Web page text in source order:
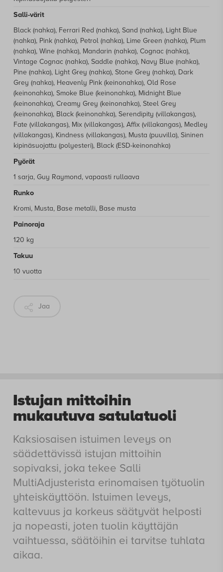
Salli-värit
Black (nahka), Ferrari Red (nahka), Sand (nahka), Light Blue
(nahka), Pink (nahka), Petrol (nahka), Lime Green (nahka), Plum
(nahka), Wine (nahka), Mandarin (nahka), Cognac (nahka),
Vintage Cognac (nahka), Saddle (nahka), Navy Blue (nahka),
Pine (nahka), Light Grey (nahka), Stone Grey (nahka), Dark
Grey (nahka), Heavenly Pink (keinonahka), Old Rose
(keinonahka), Smoke Blue (keinonahka), Midnight Blue
(keinonahka), Creamy Grey (keinonahka), Steel Grey
(keinonahka), Black (keinonahka), Serendipity (villakangas),
Fate (villakangas), Mix (villakangas), Affix (villakangas), Medley
(villakangas), Kindness (villakangas), Musta (puuvilla), Sininen
kipinäsuojattu (polyesteri), Black (ESD-keinonahka)
Pyörät
1 sarja, Guy Raymond, vapaasti rullaava
Runko
Kromi, Musta, Base metalli, Base musta
Painoraja
120 kg
Takuu
10 vuotta
Jaa
Istujan mittoihin
mukautuva satulatuoli
Kaksiosaisen istuimen leveys on
säädettävissä istujan mittoihin
sopivaksi, joka tekee Salli
MultiAdjusterista erinomaisen työtuolin
yhteiskäyttöön. Istuimen leveys,
kaltevuus ja korkeus säätyvät helposti
ja nopeasti, joten tuolin käyttäjän
vaihtuessa, säätöihin ei tarvitse tuhlata
aikaa.